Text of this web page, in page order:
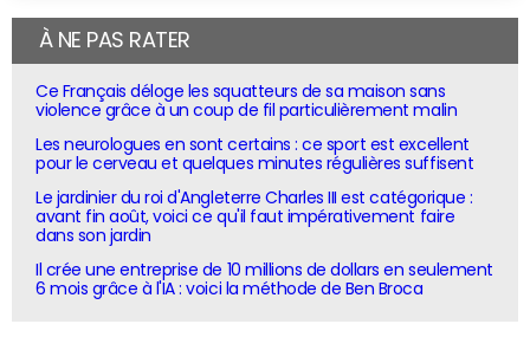
À NE PAS RATER
Ce Français déloge les squatteurs de sa maison sans
violence grâce à un coup de fil particulièrement malin
Les neurologues en sont certains : ce sport est excellent
pour le cerveau et quelques minutes régulières suffisent
Le jardinier du roi d'Angleterre Charles III est catégorique :
avant fin août, voici ce qu'il faut impérativement faire
dans son jardin
Il crée une entreprise de 10 millions de dollars en seulement
6 mois grâce à l'IA : voici la méthode de Ben Broca